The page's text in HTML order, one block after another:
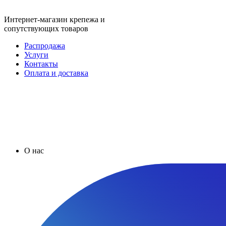
Интернет-магазин крепежа и
сопутствующих товаров
Распродажа
Услуги
Контакты
Оплата и доставка
О нас